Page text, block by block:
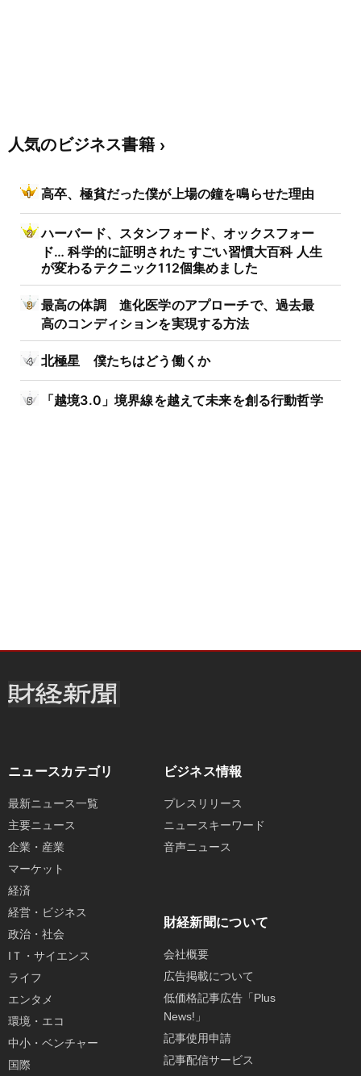
人気のビジネス書籍
高卒、極貧だった僕が上場の鐘を鳴らせた理由
ハーバード、スタンフォード、オックスフォー
ド… 科学的に証明された すごい習慣大百科 人生
が変わるテクニック112個集めました
最高の体調 進化医学のアプローチで、過去最
高のコンディションを実現する方法
北極星 僕たちはどう働くか
「越境3.0」境界線を越えて未来を創る行動哲学
ニュースカテゴリ
最新ニュース一覧
主要ニュース
企業・産業
マーケット
経済
経営・ビジネス
政治・社会
IＴ・サイエンス
ライフ
エンタメ
環境・エコ
中小・ベンチャー
国際
ビジネス情報
プレスリリース
ニュースキーワード
音声ニュース
財経新聞について
会社概要
広告掲載について
低価格記事広告「Plus
News!」
記事使用申請
記事配信サービス